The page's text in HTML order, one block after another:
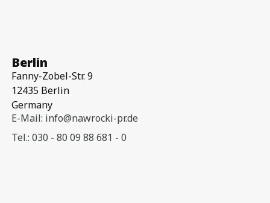
Berlin
Fanny-Zobel-Str. 9
12435 Berlin
Germany
E-Mail: info@nawrocki-pr.de
Tel.: 030 - 80 09 88 681 - 0